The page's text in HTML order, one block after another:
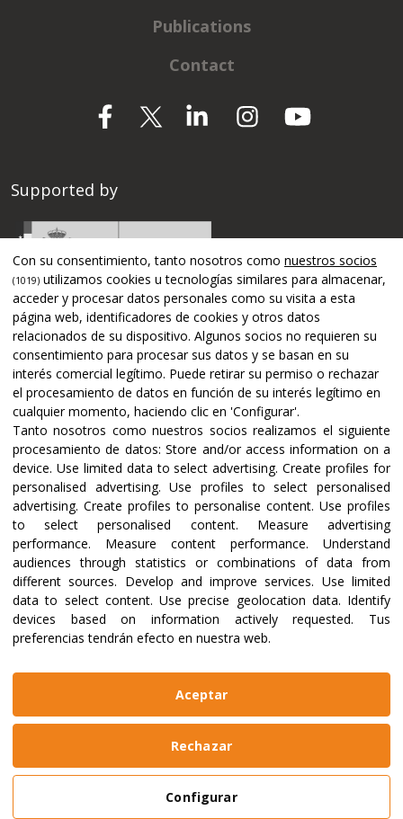
Publications
Contact
Supported by
Certifications and accreditations
Legal notice
Website made byBikuma
Con su consentimiento, tanto nosotros como nuestros socios
(1019) utilizamos cookies u tecnologías similares para almacenar,
acceder y procesar datos personales como su visita a esta
página web, identificadores de cookies y otros datos
relacionados de su dispositivo. Algunos socios no requieren su
consentimiento para procesar sus datos y se basan en su
interés comercial legítimo. Puede retirar su permiso o rechazar
el procesamiento de datos en función de su interés legítimo en
cualquier momento, haciendo clic en 'Configurar'.
Tanto nosotros como nuestros socios realizamos el siguiente
procesamiento de datos:Store and/or access information on a
device. Use limited data to select advertising.Create profiles for
personalised advertising.Use profiles to select personalised
advertising. Create profiles to personalise content. Use profiles
to select personalised content. Measure advertising
performance. Measure content performance. Understand
audiences through statistics or combinations of data from
different sources. Develop and improve services. Use limited
data to select content. Use precise geolocation data. Identify
devices based on information actively requested. Tus
preferencias tendrán efecto en nuestra web.
Configurar
Rechazar
Aceptar
Aviso Legal
Política de Privacidad y Cookies